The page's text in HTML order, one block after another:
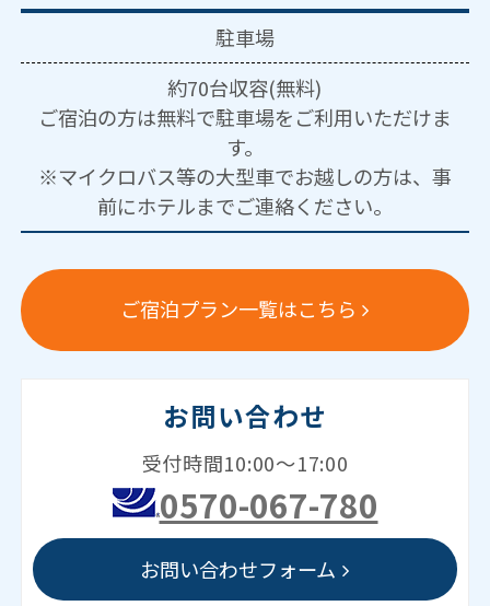
駐車場
約70台収容(無料)
ご宿泊の方は無料で駐車場をご利用いただけま
す。
※マイクロバス等の大型車でお越しの方は、事
前にホテルまでご連絡ください。
ご宿泊プラン一覧はこちら
お問い合わせ
受付時間10:00～17:00
0570-067-780
お問い合わせフォーム